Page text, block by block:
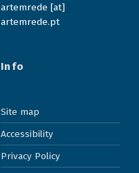
artemrede [at]
artemrede.pt
Info
Site map
Accessibility
Privacy Policy